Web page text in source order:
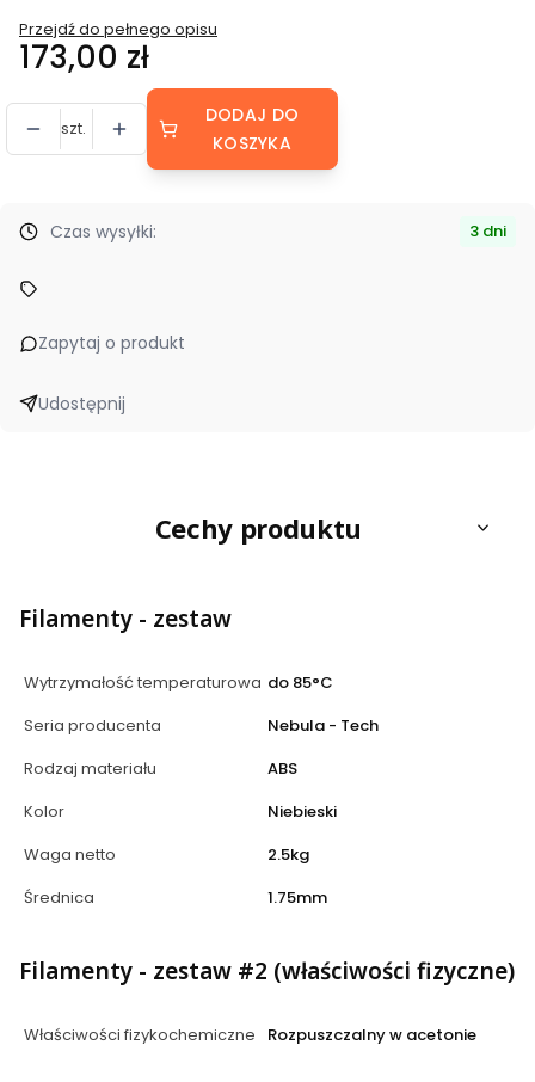
Przejdź do pełnego opisu
Cena
173,00 zł
szt.
DODAJ DO
KOSZYKA
Czas wysyłki: 3 dni
Zapytaj o produkt
Udostępnij
Cechy produktu
Filamenty - zestaw
Wytrzymałość temperaturowa do 85°C
Seria producenta
Nebula - Tech
Rodzaj materiału
ABS
Kolor
Niebieski
Waga netto
2.5kg
Średnica
1.75mm
Filamenty - zestaw #2 (właściwości fizyczne)
Właściwości fizykochemiczne Rozpuszczalny w acetonie